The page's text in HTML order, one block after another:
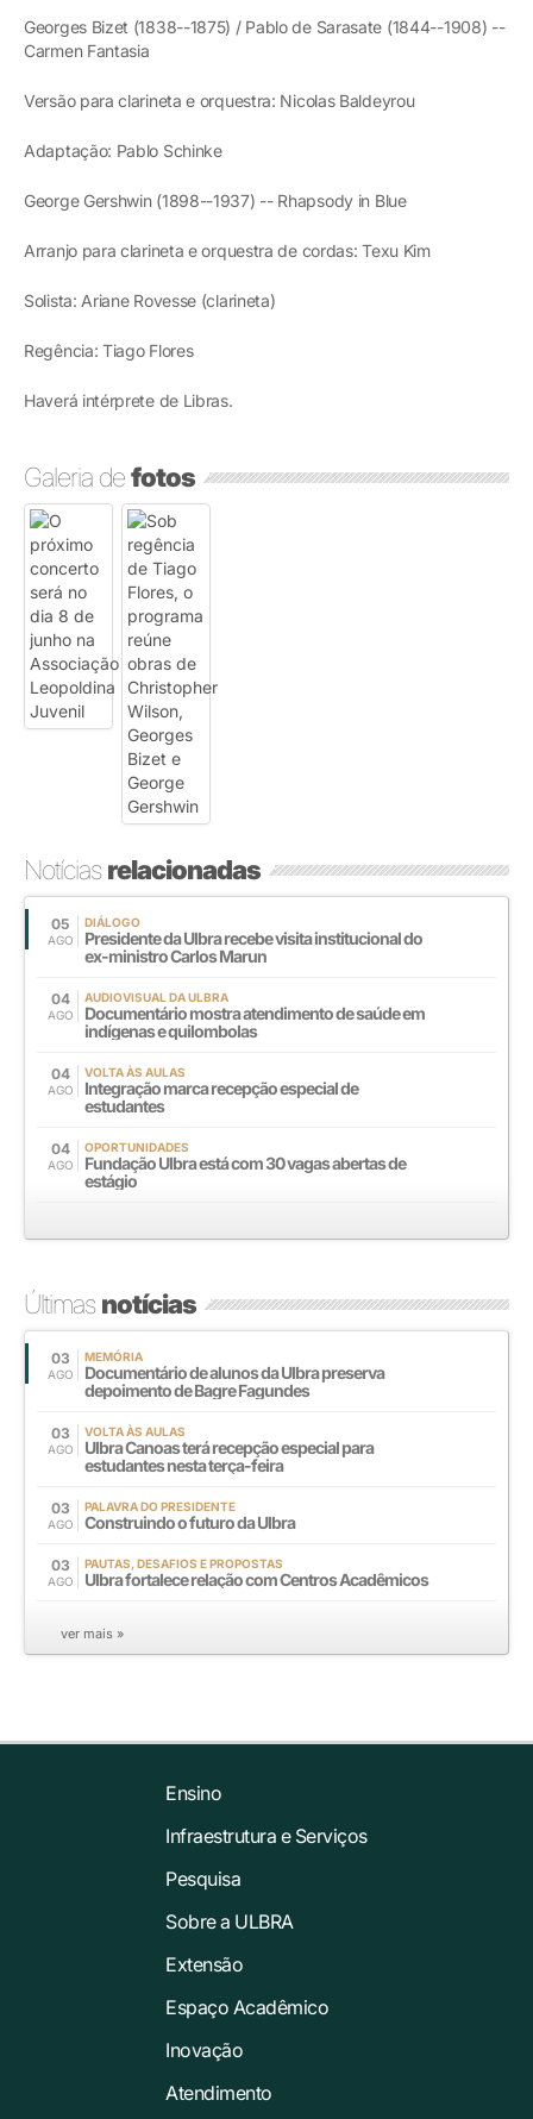
Georges Bizet (1838--1875) / Pablo de Sarasate (1844--1908) --
Carmen Fantasia
Versão para clarineta e orquestra: Nicolas Baldeyrou
Adaptação: Pablo Schinke
George Gershwin (1898--1937) -- Rhapsody in Blue
Arranjo para clarineta e orquestra de cordas: Texu Kim
Solista: Ariane Rovesse (clarineta)
Regência: Tiago Flores
Haverá intérprete de Libras.
Galeria defotos
Notíciasrelacionadas
05
AGO
DIÁLOGO
Presidente da Ulbra recebe visita institucional do
ex-ministro Carlos Marun
04
AGO
AUDIOVISUAL DA ULBRA
Documentário mostra atendimento de saúde em
indígenas e quilombolas
04
AGO
VOLTA ÀS AULAS
Integração marca recepção especial de
estudantes
04
AGO
OPORTUNIDADES
Fundação Ulbra está com 30 vagas abertas de
estágio
Últimasnotícias
03
AGO
MEMÓRIA
Documentário de alunos da Ulbra preserva
depoimento de Bagre Fagundes
03
AGO
VOLTA ÀS AULAS
Ulbra Canoas terá recepção especial para
estudantes nesta terça-feira
03
AGO
PALAVRA DO PRESIDENTE
Construindo o futuro da Ulbra
03
AGO
PAUTAS, DESAFIOS E PROPOSTAS
Ulbra fortalece relação com Centros Acadêmicos
ver mais »
Ensino
Infraestrutura e Serviços
Pesquisa
Sobre a ULBRA
Extensão
Espaço Acadêmico
Inovação
Atendimento